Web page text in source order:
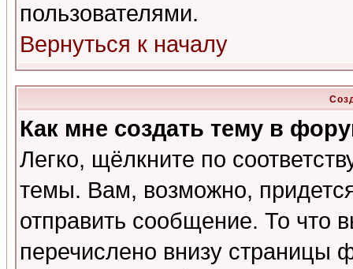
пользователями.
Вернуться к началу
Как мне создать тему в
Легко, щёлкните по
темы. Вам, возможно,
отправить сообщение. То что
перечислено внизу страницы